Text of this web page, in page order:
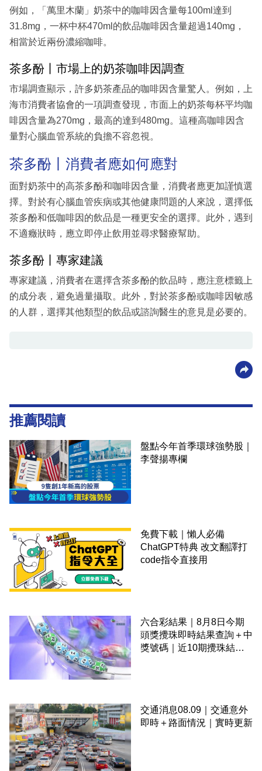
例如，「萬里木蘭」奶茶中的咖啡因含量每100ml達到
31.8mg，一杯中杯470ml的飲品咖啡因含量超過140mg，
相當於近兩份濃縮咖啡。
茶多酚丨市場上的奶茶咖啡因調查
市場調查顯示，許多奶茶產品的咖啡因含量驚人。例如，上
海市消費者協會的一項調查發現，市面上的奶茶每杯平均咖
啡因含量為270mg，最高的達到480mg。這種高咖啡因含
量對心腦血管系統的負擔不容忽視。
茶多酚丨消費者應如何應對
面對奶茶中的高茶多酚和咖啡因含量，消費者應更加謹慎選
擇。對於有心腦血管疾病或其他健康問題的人來說，選擇低
茶多酚和低咖啡因的飲品是一種更安全的選擇。此外，遇到
不適癥狀時，應立即停止飲用並尋求醫療幫助。
茶多酚丨專家建議
專家建議，消費者在選擇含茶多酚的飲品時，應注意標籤上
的成分表，避免過量攝取。此外，對於茶多酚或咖啡因敏感
的人群，選擇其他類型的飲品或諮詢醫生的意見是必要的。
推薦閱讀
盤點今年首季環球強勢股｜
李聲揚專欄
免費下載｜懶人必備
ChatGPT特典 改文翻譯打
code指令直接用
六合彩結果｜8月8日今期
頭獎攪珠即時結果查詢＋中
獎號碼｜近10期攪珠結果
交通消息08.09｜交通意外
即時＋路面情況｜實時更新